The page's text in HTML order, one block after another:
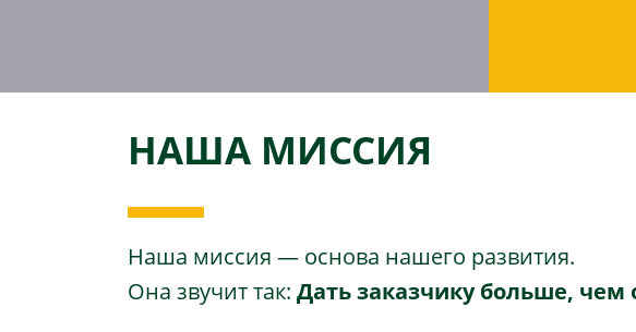
НАША МИССИЯ
Наша миссия — основа нашего развития.
Она звучит так: Дать заказчику больше, чем